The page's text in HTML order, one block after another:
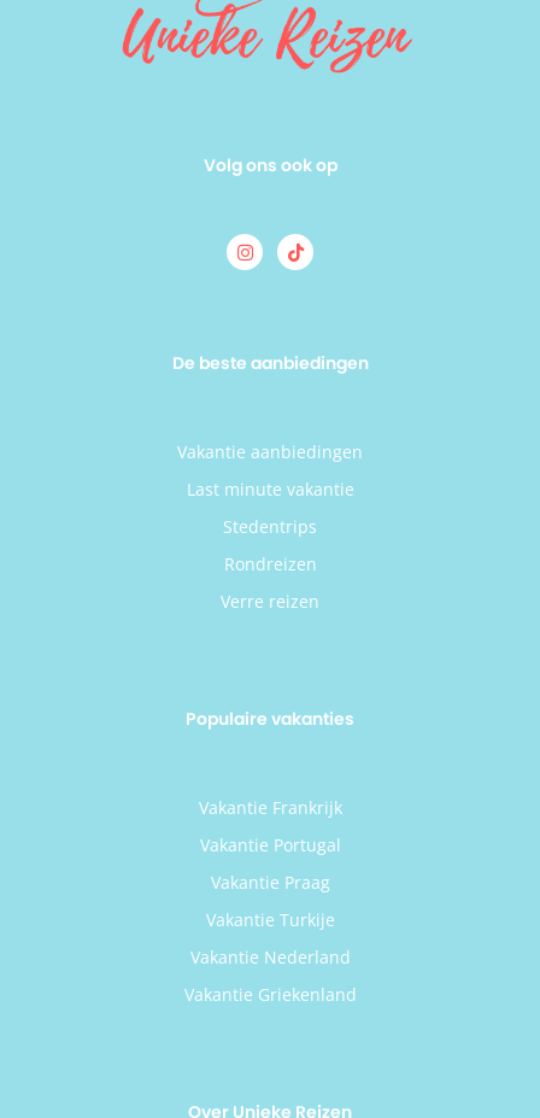
Volg ons ook op
De beste aanbiedingen
Vakantie aanbiedingen
Last minute vakantie
Stedentrips
Rondreizen
Verre reizen
Populaire vakanties
Vakantie Frankrijk
Vakantie Portugal
Vakantie Praag
Vakantie Turkije
Vakantie Nederland
Vakantie Griekenland
Over Unieke Reizen